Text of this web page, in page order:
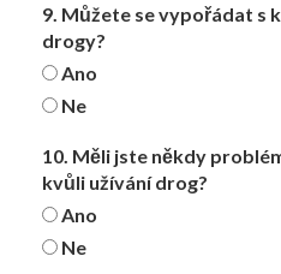
9. Můžete se vypořádat s
drogy?
Ano
Ne
10. Měli jste někdy
kvůli užívání drog?
Ano
Ne